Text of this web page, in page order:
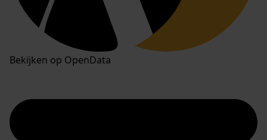
Bekijken op OpenData